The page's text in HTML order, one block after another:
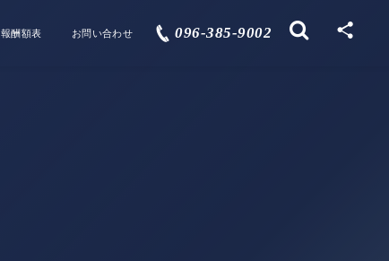
報酬額表 お問い合わせ 096-385-9002